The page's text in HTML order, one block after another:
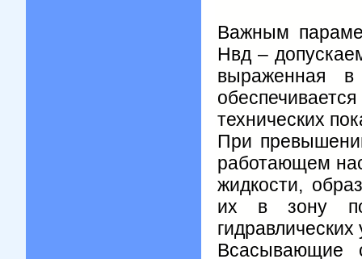
Важным
Нвд –
выраженная
технических
При
работающем
жидкости,
их в зону
Всасывающие